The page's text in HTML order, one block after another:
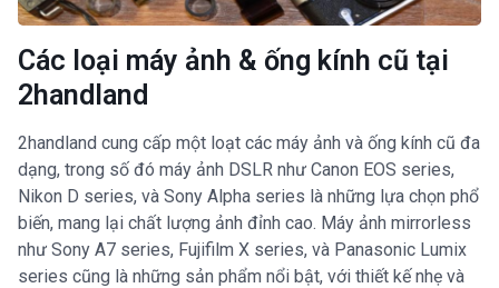
Các loại máy ảnh & ống kính cũ tại
2handland
2handland cung cấp một loạt các máy ảnh và ống kính cũ đa
dạng, trong số đó máy ảnh DSLR như Canon EOS series,
Nikon D series, và Sony Alpha series là những lựa chọn phổ
biến, mang lại chất lượng ảnh đỉnh cao. Máy ảnh mirrorless
như Sony A7 series, Fujifilm X series, và Panasonic Lumix
series cũng là những sản phẩm nổi bật, với thiết kế nhẹ và